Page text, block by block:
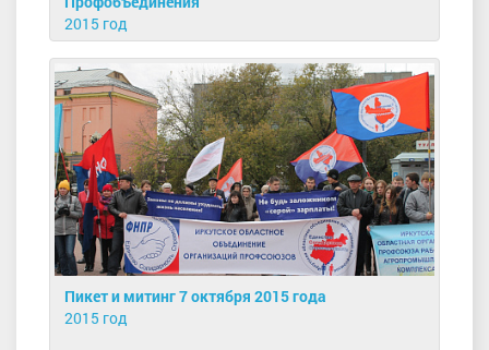
2015 год
Пикет и митинг 7 октября 2015 года
2015 год